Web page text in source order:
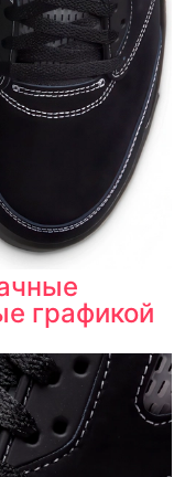
графикой